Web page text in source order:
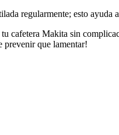
regularmente; esto
cafetera Makita sin
prevenir que lamentar!